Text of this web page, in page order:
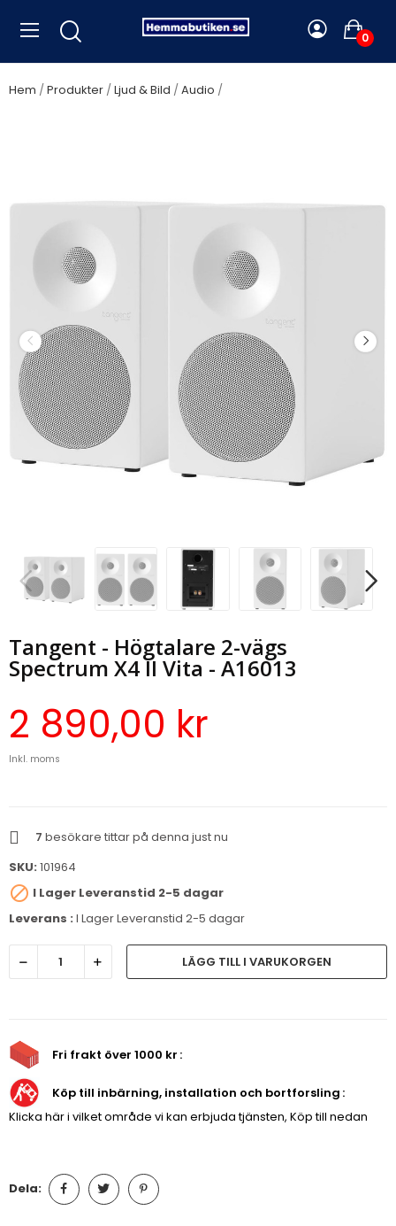
0
Hem Produkter Ljud & Bild Audio
Tangent - Högtalare 2-vägs
Spectrum X4 II Vita - A16013
2 890,00 kr
Inkl. moms
7 besökare tittar på denna just nu
SKU: 101964
 I Lager Leveranstid 2-5 dagar
Leverans : I Lager Leveranstid 2-5 dagar
LÄGG TILL I VARUKORGEN
Fri frakt över 1000 kr
Köp till inbärning, installation och bortforsling
Klicka här i vilket område vi kan erbjuda tjänsten, Köp till nedan
Dela: